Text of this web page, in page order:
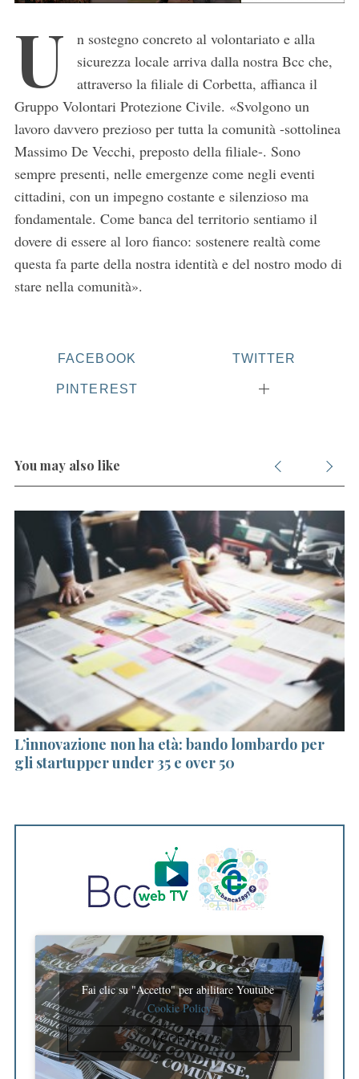
U
n sostegno concreto al volontariato e alla
sicurezza locale arriva dalla nostra Bcc che,
attraverso la filiale di Corbetta, affianca il
Gruppo Volontari Protezione Civile. «Svolgono un
lavoro davvero prezioso per tutta la comunità -sottolinea
Massimo De Vecchi, preposto della filiale-. Sono
sempre presenti, nelle emergenze come negli eventi
cittadini, con un impegno costante e silenzioso ma
fondamentale. Come banca del territorio sentiamo il
dovere di essere al loro fianco: sostenere realtà come
questa fa parte della nostra identità e del nostro modo di
stare nella comunità».
FACEBOOK TWITTER
PINTEREST
You may also like
L’innovazione non ha età: bando lombardo per
gli startupper under 35 e over 50
Fai clic su "Accetto" per abilitare Youtube
Cookie Policy
ACCETTO
S
e
a